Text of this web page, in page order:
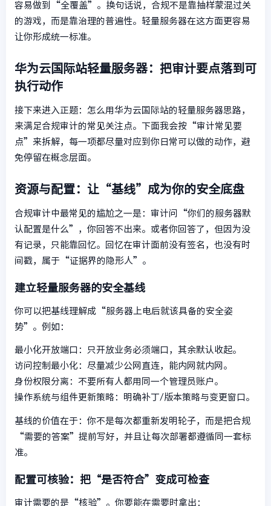
容易做到“全覆盖”。换句话说，合规不是靠抽样蒙混过关
的游戏，而是靠治理的普遍性。轻量服务器在这方面更容易
让你形成统一标准。
华为云国际站轻量服务器：把审计要点落到可
执行动作
接下来进入正题：怎么用华为云国际站的轻量服务器思路，
来满足合规审计的常见关注点。下面我会按“审计常见要
点”来拆解，每一项都尽量对应到你日常可以做的动作，避
免停留在概念层面。
资源与配置：让“基线”成为你的安全底盘
合规审计中最常见的尴尬之一是：审计问“你们的服务器默
认配置是什么”，你回答不出来。或者你回答了，但因为没
有记录，只能靠回忆。回忆在审计面前没有签名，也没有时
间戳，属于“证据界的隐形人”。
建立轻量服务器的安全基线
你可以把基线理解成“服务器上电后就该具备的安全姿
势”。例如：
最小化开放端口：只开放业务必须端口，其余默认收起。
访问控制最小化：尽量减少公网直连，能内网就内网。
身份权限分离：不要所有人都用同一个管理员账户。
操作系统与组件更新策略：明确补丁/版本策略与变更窗口。
基线的价值在于：你不是每次都重新发明轮子，而是把合规
“需要的答案”提前写好，并且让每次部署都遵循同一套标
准。
配置可核验：把“是否符合”变成可检查
审计需要的是“核验”。你要能在需要时拿出：